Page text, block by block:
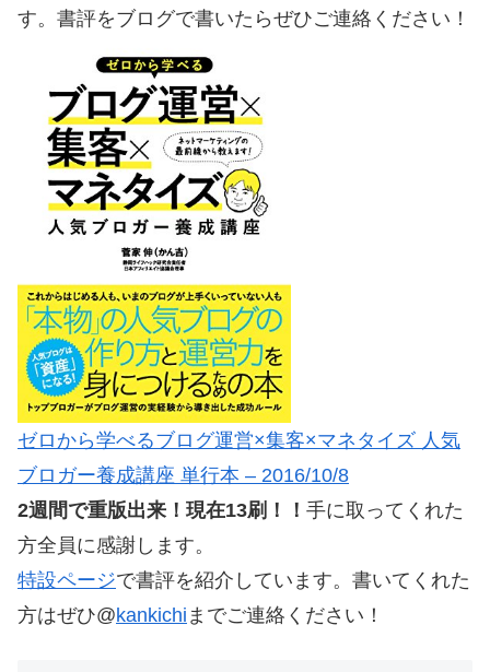
す。書評をブログで書いたらぜひご連絡ください！
ゼロから学べるブログ運営×集客×マネタイズ 人気
ブロガー養成講座 単行本 – 2016/10/8
2週間で重版出来！現在13刷！！ 手に取ってくれた
方全員に感謝します。
特設ページで書評を紹介しています。書いてくれた
方はぜひ@kankichi までご連絡ください！